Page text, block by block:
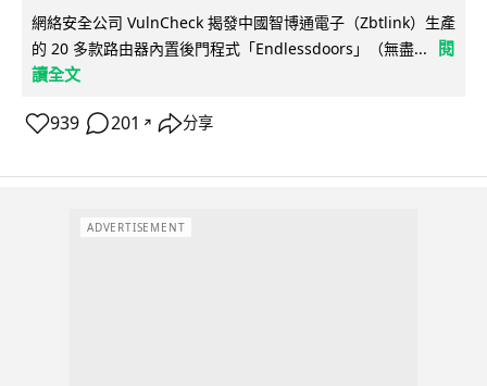
網絡安全公司 VulnCheck 揭發中國智博通電子（Zbtlink）生產
的 20 多款路由器內置後門程式「Endlessdoors」（無盡...
閱
讀全文
939 201 ↗ 分享
ADVERTISEMENT